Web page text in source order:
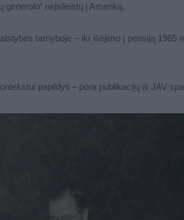
neįsileistų į Ameriką.
tarnyboje – iki išėjimo į pensiją 1965
papildyti – pora publikacijų iš JAV